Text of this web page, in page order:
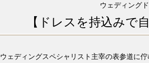
ウェディング
【 ドレス を持込みで
ウェディングスペシャリスト主宰の表参道に